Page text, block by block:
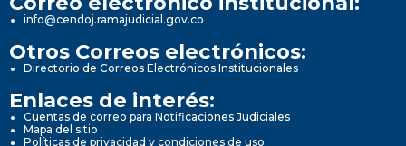
info@cendoj.ramajudicial.gov.co
Otros Correos electrónicos:
Directorio de Correos Electrónicos Institucionales
Enlaces de interés:
Cuentas de correo para Notificaciones Judiciales
Mapa del sitio
Políticas de privacidad y condiciones de uso